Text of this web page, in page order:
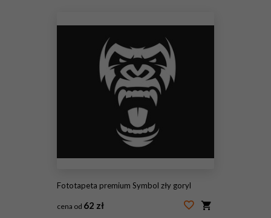
Fototapeta premium Symbol zły goryl
cena od 62 zł